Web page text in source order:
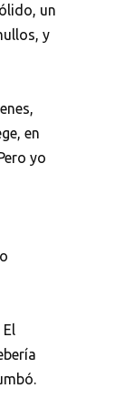
un
y
en
yo